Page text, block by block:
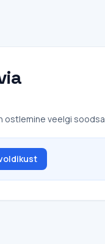
ostlemine veelgi